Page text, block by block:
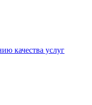
качества услуг